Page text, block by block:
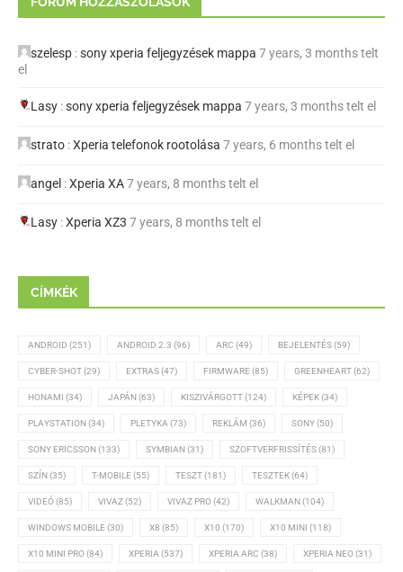
szelesp :sony xperia feljegyzések mappa 7 years, 3 months telt
el
Lasy :sony xperia feljegyzések mappa 7 years, 3 months telt el
strato :Xperia telefonok rootolása 7 years, 6 months telt el
angel :Xperia XA7 years, 8 months telt el
Lasy :Xperia XZ3 7 years, 8 months telt el
CÍMKÉK
ANDROID (251) ANDROID 2.3 (96) ARC (49) BEJELENTÉS(59)
CYBER-SHOT(29) EXTRAS(47) FIRMWARE (85) GREENHEART(62)
HONAMI (34) JAPÁN(63) KISZIVÁRGOTT(124) KÉPEK(34)
PLAYSTATION(34) PLETYKA (73) REKLÁM (36) SONY(50)
SONY ERICSSON(133) SYMBIAN(31) SZOFTVERFRISSÍTÉS(81)
SZÍN(35) T-MOBILE (55) TESZT(181) TESZTEK(64)
VIDEÓ(85) VIVAZ(52) VIVAZ PRO(42) WALKMAN(104)
WINDOWS MOBILE (30) X8 (85) X10 (170) X10 MINI (118)
X10 MINI PRO(84) XPERIA (537) XPERIA ARC (38) XPERIA NEO(31)